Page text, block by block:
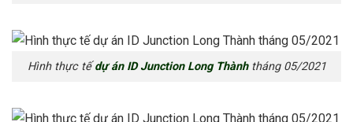
Hình thực tếdự án ID Junction Long Thànhtháng 05/2021